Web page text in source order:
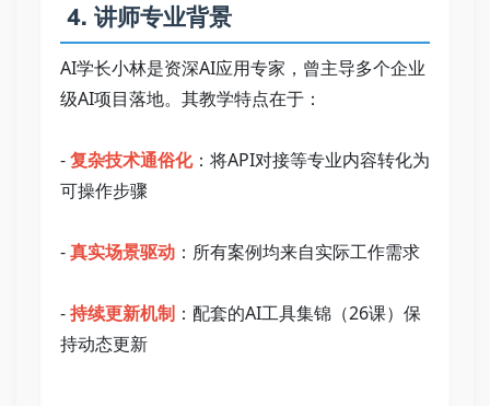
4. 讲师专业背景
AI学长小林是资深AI应用专家，曾主导多个企业
级AI项目落地。其教学特点在于：
- 复杂技术通俗化：将API对接等专业内容转化为
可操作步骤
- 真实场景驱动
- 持续更新机制 ：配套的AI工具集锦（26课）保
持动态更新